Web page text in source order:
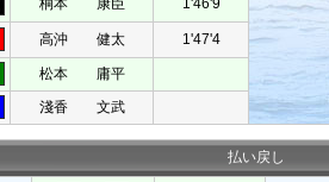
桐本 康臣 1'46'9
高沖 健太 1'47'4
松本 庸平
淺香 文武
払い戻し